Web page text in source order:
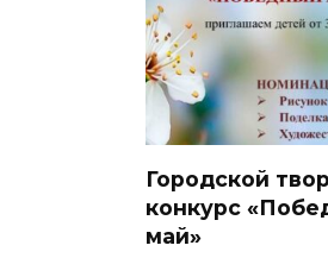
Городской
конкурс
май»